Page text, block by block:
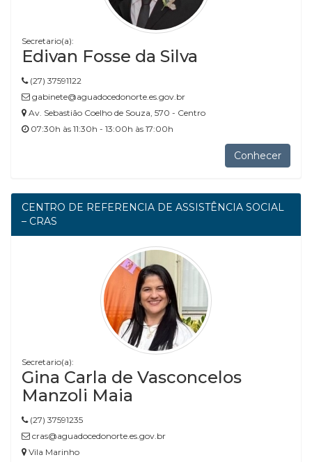
Secretario(a):
Edivan Fosse da Silva
(27) 37591122
gabinete@aguadocedonorte.es.gov.br
Av. Sebastião Coelho de Souza, 570 - Centro
07:30h às 11:30h - 13:00h às 17:00h
Conhecer
CENTRO DE REFERENCIA DE ASSISTÊNCIA SOCIAL
– CRAS
Secretario(a):
Gina Carla de Vasconcelos
Manzoli Maia
(27) 37591235
cras@aguadocedonorte.es.gov.br
Vila Marinho